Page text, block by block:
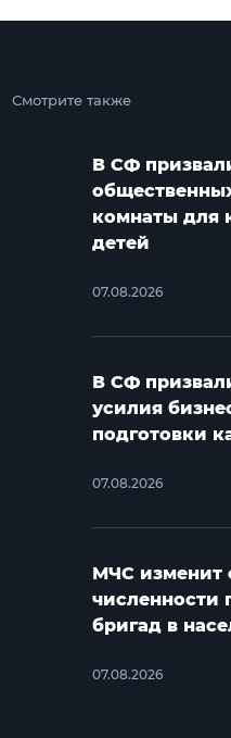
Смотрите также
В СФ
комнаты для
детей
07.08.2026
В СФ
усилия
подготовки
07.08.2026
МЧС изменит
численности
бригад в
07.08.2026